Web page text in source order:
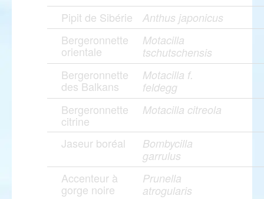
Pipit de Sibérie Anthus japonicus
Bergeronnette
orientale
Motacilla
tschutschensis
Bergeronnette
des Balkans
Motacilla f.
feldegg
Bergeronnette
citrine
Motacilla citreola
Jaseur boréal
Bombycilla
garrulus
Accenteur à
gorge noire
Prunella
atrogularis